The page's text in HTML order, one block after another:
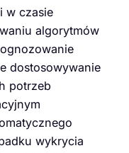
w czasie
algorytmów
dostosowywanie
potrzeb
wykrycia